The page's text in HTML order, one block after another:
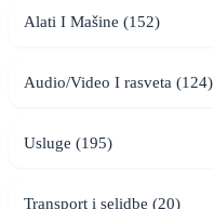
Alati I Mašine (152)
Audio/Video I rasveta (124)
Usluge (195)
Transport i selidbe (20)